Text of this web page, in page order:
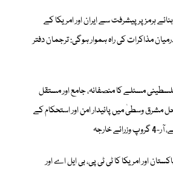
ہرمز پر پیشرفت سے ایران اور امریکا کے
مذاکرات کی راہ ہموار ہوگی: ترجمان دفتر
مسئلے کا منصفانہ، جامع اور مستقل
مشرق وسطیٰ میں پائیدار امن اور استحکام کے
خارجہ
اور امریکا کا ٹی ٹی پی، بی ایل اے اور